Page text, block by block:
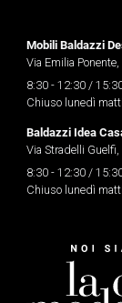
Mobili Baldazzi
Via Emilia
8:30 - 12:30 /
Chiuso lunedì
Baldazzi Idea
Via Stradelli
8:30 - 12:30 /
Chiuso lunedì